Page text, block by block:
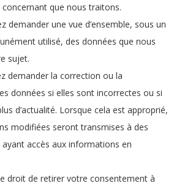
que nous traitons.
demander une vue d’ensemble, sous un
utilisé, des données que nous
sujet.
demander la correction ou la
données si elles sont incorrectes ou si
d’actualité. Lorsque cela est approprié,
modifiées seront transmises à des
accès aux informations en
droit de retirer votre consentement à